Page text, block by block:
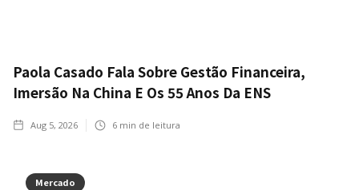
Paola Casado Fala Sobre Gestão Financeira,
Imersão Na China E Os 55 Anos Da ENS
Aug 5, 2026 6 min de leitura
Mercado